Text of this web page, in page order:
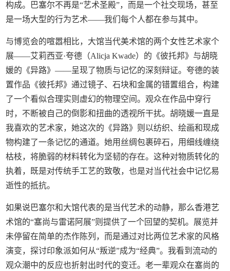
构成。巴塞尔不再是“艺术圣殿”，而是一个社交现场，甚至
是一场大型的行为艺术——我们每个人都在参与其中。
与博览会的喧嚣相比，大馆当代美术馆的两个女性艺术家个
展——艾莉西亚·夸德（Alicja Kwade）的《彼托邦》与胡晓
媛的《异路》——呈现了物质与记忆的深刻辩证。夸德的装
置作品《彼托邦》通过镜子、石块和金属的错置组合，构建
了一个看似合理实则虚幻的物理空间。观众在作品中穿行
时，不断被自己的倒影和扭曲的透视所干扰。胡晓媛一直是
我喜欢的艺术家，她这次的《异路》则以纺织、绘画和现成
物构建了一条记忆的通道。她用丝绸包裹碎石，用细线缠绕
枯枝，将脆弱的材料转化为坚韧的存在。这种对物质转化的
执着，既是对传统手工艺的致敬，也是对当代社会中记忆易
逝性的抵抗。
如果说巴塞尔和大馆代表的是当代艺术的动静，那么香港艺
术馆的“塞尚与雷诺阿展”则提供了一个回望的契机。展览并
未停留在简单的杰作陈列，而是通过对比两位艺术家的风格
演变，探讨印象派如何从“叛逆”成为“经典”。我看到流动的
观众潮中的反应也折射出时代的变迁。老一辈观众在塞尚的